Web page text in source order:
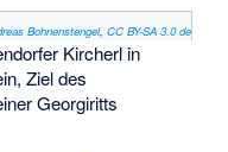
Bohnenstengel, CC BY-SA 3.0 de
Kircherl in
Ziel des
Georgiritts